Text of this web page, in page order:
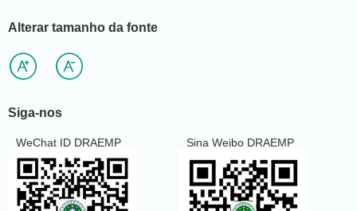
Alterar tamanho da fonte
Siga-nos
WeChat ID DRAEMP Sina Weibo DRAEMP